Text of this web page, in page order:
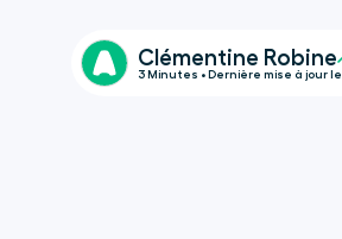
Clémentine Robine
3 Minutes • Dernière mise à jour le